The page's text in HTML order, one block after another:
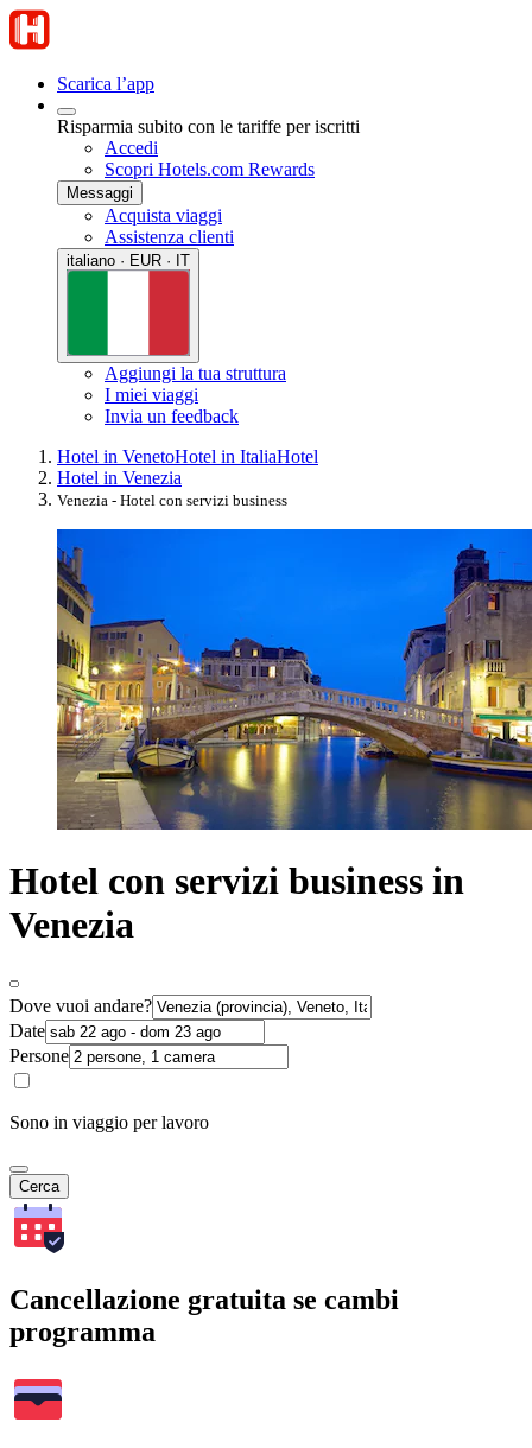
Scarica l’app
Risparmia subito con le tariffe per iscritti
Accedi
Scopri Hotels.com Rewards
Messaggi
Acquista viaggi
Assistenza clienti
italiano · EUR · IT
Aggiungi la tua struttura
I miei viaggi
Invia un feedback
Hotel in VenetoHotel in ItaliaHotel
Hotel in Venezia
Venezia - Hotel con servizi business
Hotel con servizi business in
Venezia
Dove vuoi andare?
Date
Persone
Sono in viaggio per lavoro
Cerca
Cancellazione gratuita se cambi
programma